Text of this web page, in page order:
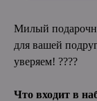
Милый
для вашей
уверяем! ????
Что входит в